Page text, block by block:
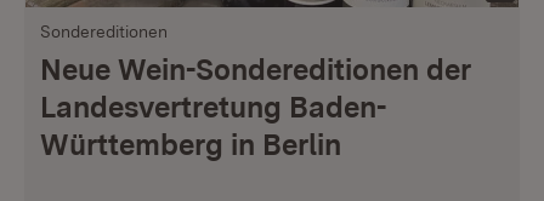
Sondereditionen
Neue Wein-Sondereditionen der
Landesvertretung Baden-
Württemberg in Berlin